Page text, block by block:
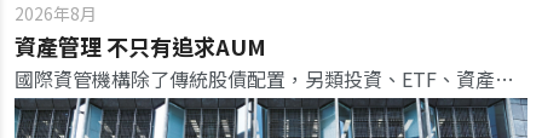
2026年8月
資產管理 不只有追求AUM
國際資管機構除了傳統股債配置，另類投資、ETF、資產代幣化等也開始吸引投資人目光，透過信託、跨境資產配置，打造頂級專屬方案，全面搶客。